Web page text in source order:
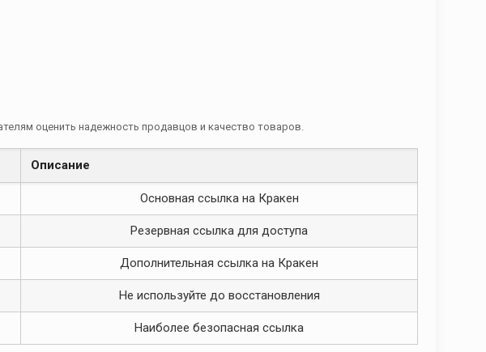
оценить надежность продавцов и качество товаров.
Описание
Основная ссылка на Кракен
Резервная ссылка для доступа
Дополнительная ссылка на Кракен
Не используйте до восстановления
Наиболее безопасная ссылка